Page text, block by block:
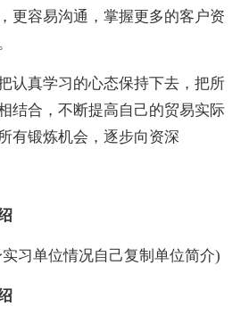
更容易沟通，掌握更多的客户资
真学习的心态保持下去，把所
结合，不断提高自己的贸易实际
有锻炼机会，逐步向资深
单位情况自己复制单位简介)